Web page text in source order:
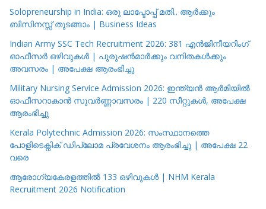
Solopreneurship in India: ഒരു ലാപ്ടോപ്പ് മതി.. ആർക്കും
ബിസിനസ്സ് തുടങ്ങാം | Business Ideas
Indian Army SSC Tech Recruitment 2026: 381 എൻജിനീയറിംഗ്
ഓഫീസർ ഒഴിവുകൾ | പുരുഷൻമാർക്കും വനിതകൾക്കും
അവസരം | അപേക്ഷ ആരംഭിച്ചു
Military Nursing Service Admission 2026: ഇന്ത്യൻ ആർമിയിൽ
ഓഫീസറാകാൻ സുവർണ്ണാവസരം | 220 സീറ്റുകൾ, അപേക്ഷ
ആരംഭിച്ചു
Kerala Polytechnic Admission 2026: സംസ്ഥാനത്തെ
പോളിടെക്നിക് ഡിപ്ലോമ പ്രവേശനം ആരംഭിച്ചു | അപേക്ഷ 22
വരെ
ആരോഗ്യകേരളത്തിൽ 133 ഒഴിവുകൾ | NHM Kerala
Recruitment 2026 Notification